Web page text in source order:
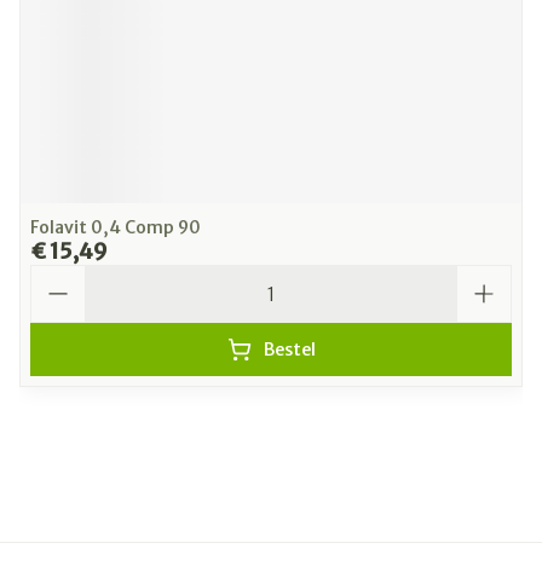
Folavit 0,4 Comp 90
€ 15,49
Bestel